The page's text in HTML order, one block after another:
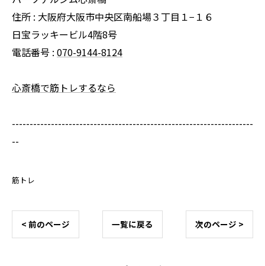
住所 : 大阪府大阪市中央区南船場３丁目１−１６
日宝ラッキービル4階8号
電話番号 : 070-9144-8124
心斎橋で筋トレするなら
--------------------------------------------------------------------
--
筋トレ
< 前のページ 一覧に戻る 次のページ >